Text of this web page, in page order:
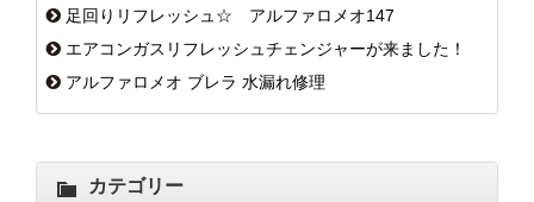
足回りリフレッシュ☆ アルファロメオ147
エアコンガスリフレッシュチェンジャーが来ました！
アルファロメオ ブレラ 水漏れ修理
カテゴリー